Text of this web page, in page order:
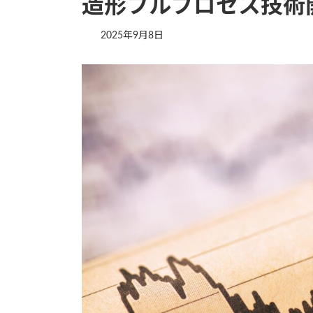
造形フルプロセス技術
2025年9月8日